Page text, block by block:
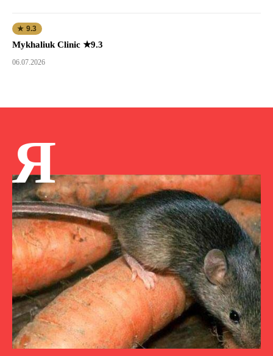
★ 9.3
Mykhaliuk Clinic ★9.3
06.07.2026
Я